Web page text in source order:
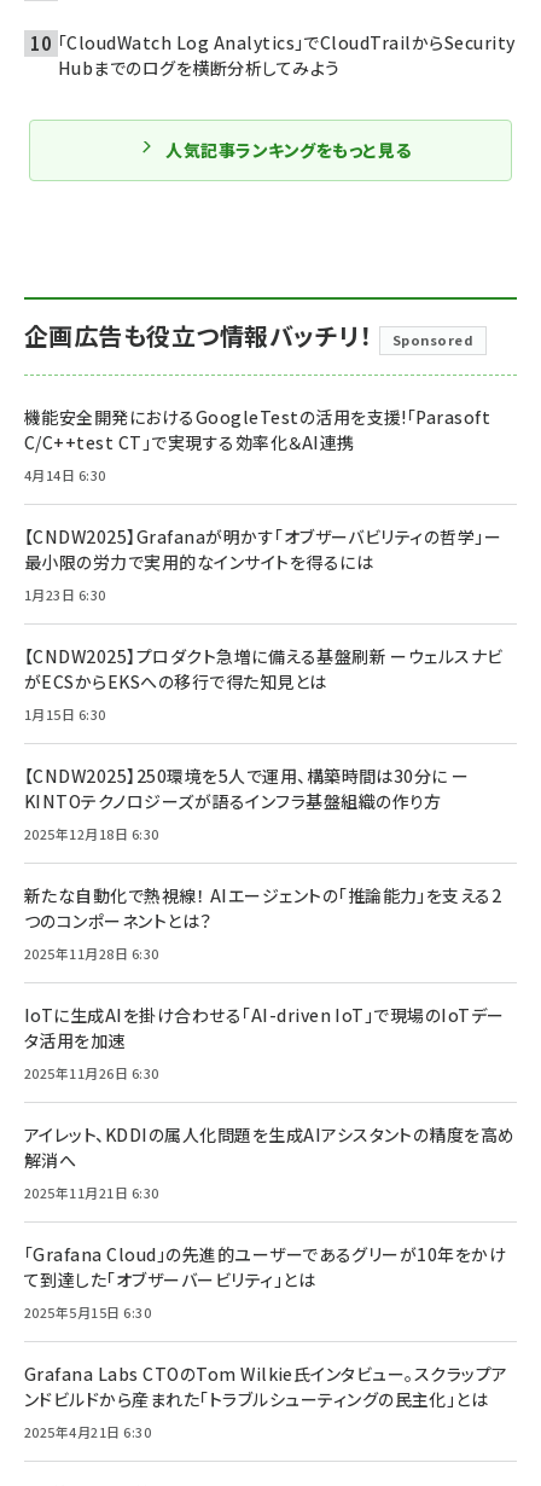
「CloudWatch Log Analytics」でCloudTrailからSecurity
Hubまでのログを横断分析してみよう
人気記事ランキングをもっと見る
企画広告も役立つ情報バッチリ！ Sponsored
機能安全開発におけるGoogleTestの活用を支援!「Parasoft
C/C++test CT」で実現する効率化＆AI連携
4月14日 6:30
【CNDW2025】Grafanaが明かす「オブザーバビリティの哲学」ー
最小限の労力で実用的なインサイトを得るには
1月23日 6:30
【CNDW2025】プロダクト急増に備える基盤刷新 ーウェルスナビ
がECSからEKSへの移行で得た知見とは
1月15日 6:30
【CNDW2025】250環境を5人で運用、構築時間は30分に ー
KINTOテクノロジーズが語るインフラ基盤組織の作り方
2025年12月18日 6:30
新たな自動化で熱視線！ AIエージェントの「推論能力」を支える2
つのコンポーネントとは？
2025年11月28日 6:30
IoTに生成AIを掛け合わせる「AI-driven IoT」で現場のIoTデー
タ活用を加速
2025年11月26日 6:30
アイレット、KDDIの属人化問題を生成AIアシスタントの精度を高め
解消へ
2025年11月21日 6:30
「Grafana Cloud」の先進的ユーザーであるグリーが10年をかけ
て到達した「オブザーバービリティ」とは
2025年5月15日 6:30
Grafana Labs CTOのTom Wilkie氏インタビュー。スクラップア
ンドビルドから産まれた「トラブルシューティングの民主化」とは
2025年4月21日 6:30